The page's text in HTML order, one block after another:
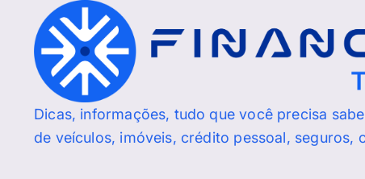
Dicas, informações, tudo que você precisa
de veículos, imóveis, crédito pessoal, seguros,